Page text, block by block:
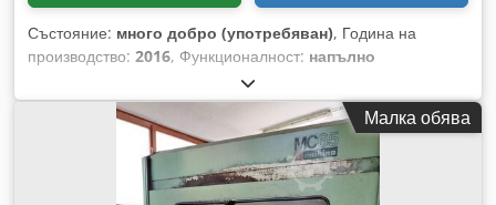
Състояние: много добро (употребяван), Година на
производство: 2016, Функционалност: напълно
, номер на машина/превозно средство:
W150474, максимално тегло на обработвания детайл:
, разстояние на движение по ост X:650 мм, ход по
, ход по оста Z: 420 мм, височина на детайла
, максимална ширина на обработвания
, дължина на детайла (макс.): 1 000 мм
Малка обява